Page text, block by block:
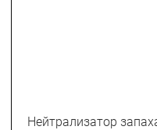
Нейтрализатор